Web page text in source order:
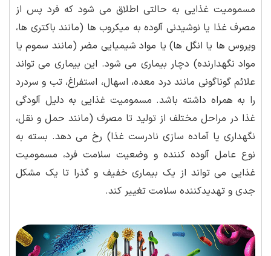
مسمومیت غذایی به حالتی اطلاق می شود که فرد پس از
مصرف غذا یا نوشیدنی آلوده به میکروب ها (مانند باکتری ها،
ویروس ها یا انگل ها) یا مواد شیمیایی مضر (مانند سموم یا
مواد نگهدارنده) دچار بیماری می شود. این بیماری می تواند
علائم گوناگونی مانند درد معده، اسهال، استفراغ، تب و سردرد
را به همراه داشته باشد. مسمومیت غذایی به دلیل آلودگی
غذا در مراحل مختلف از تولید تا مصرف (مانند حمل و نقل،
نگهداری یا آماده سازی نادرست غذا) رخ می دهد. بسته به
نوع عامل آلوده کننده و وضعیت سلامت فرد، مسمومیت
غذایی می تواند از یک بیماری خفیف و گذرا تا یک مشکل
جدی و تهدیدکننده سلامت تغییر کند.